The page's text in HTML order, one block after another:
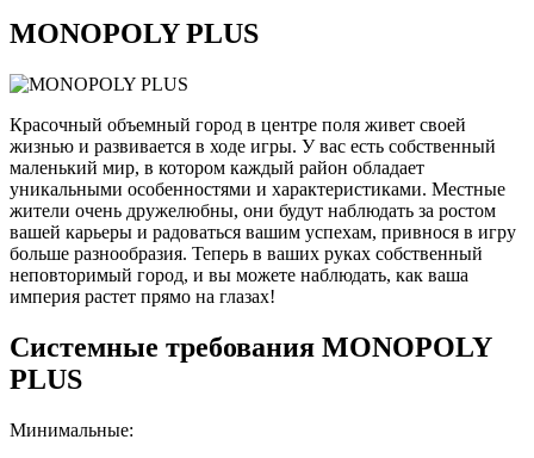
MONOPOLY PLUS
Красочный объемный город в центре поля живет своей
жизнью и развивается в ходе игры. У вас есть собственный
маленький мир, в котором каждый район обладает
уникальными особенностями и характеристиками. Местные
жители очень дружелюбны, они будут наблюдать за ростом
вашей карьеры и радоваться вашим успехам, привнося в игру
больше разнообразия. Теперь в ваших руках собственный
неповторимый город, и вы можете наблюдать, как ваша
империя растет прямо на глазах!
Системные требования MONOPOLY
PLUS
Минимальные: